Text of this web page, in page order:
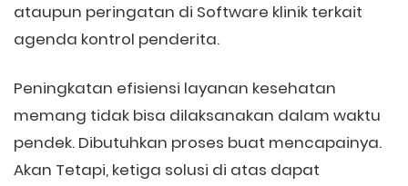
ataupun peringatan di Software klinik terkait
agenda kontrol penderita.
Peningkatan efisiensi layanan kesehatan
memang tidak bisa dilaksanakan dalam waktu
pendek. Dibutuhkan proses buat mencapainya.
Akan Tetapi, ketiga solusi di atas dapat